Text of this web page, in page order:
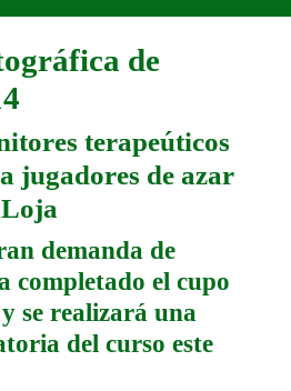
de
terapeúticos
jugadores de azar
demanda de
completado el cupo
se realizará una
del curso este